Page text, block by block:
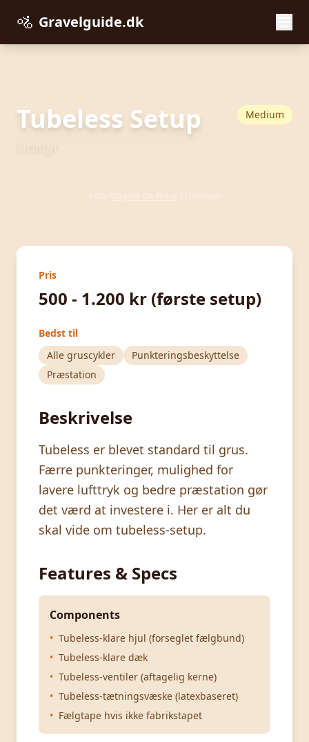
🚵 Gravelguide.dk
Tubeless Setup Medium
Pris
500 - 1.200 kr (første setup)
Bedst til
Alle gruscykler
Punkteringsbeskyttelse
Præstation
Beskrivelse
Tubeless er blevet standard til grus.
Færre punkteringer, mulighed for
lavere lufttryk og bedre præstation gør
det værd at investere i. Her er alt du
skal vide om tubeless-setup.
Features & Specs
Components
• Tubeless-klare hjul (forseglet fælgbund)
• Tubeless-klare dæk
• Tubeless-ventiler (aftagelig kerne)
• Tubeless-tætningsvæske (latexbaseret)
• Fælgtape hvis ikke fabrikstapet